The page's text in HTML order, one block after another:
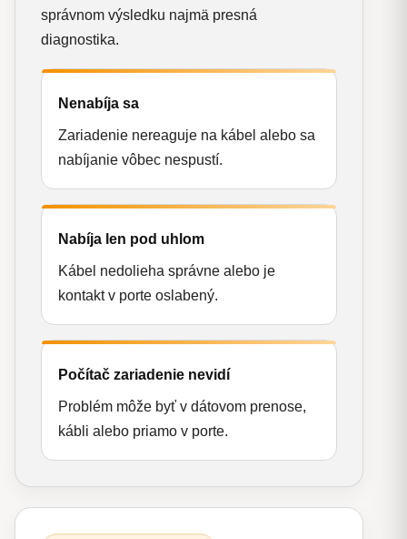
správnom výsledku najmä presná
diagnostika.
Nenabíja sa
Zariadenie nereaguje na kábel alebo sa
nabíjanie vôbec nespustí.
Nabíja len pod uhlom
Kábel nedolieha správne alebo je
kontakt v porte oslabený.
Počítač zariadenie nevidí
Problém môže byť v dátovom prenose,
kábli alebo priamo v porte.